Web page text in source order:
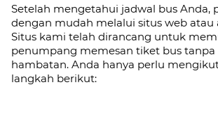
Setelah mengetahui jadwal bus Anda,
dengan mudah melalui situs web atau
Situs kami telah dirancang untuk
penumpang memesan tiket bus tanpa
hambatan. Anda hanya perlu
langkah berikut: